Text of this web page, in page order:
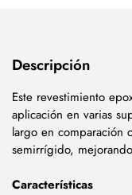
Descripción
Este revestimiento
aplicación en varias
largo en comparación
semirrígido,
Características